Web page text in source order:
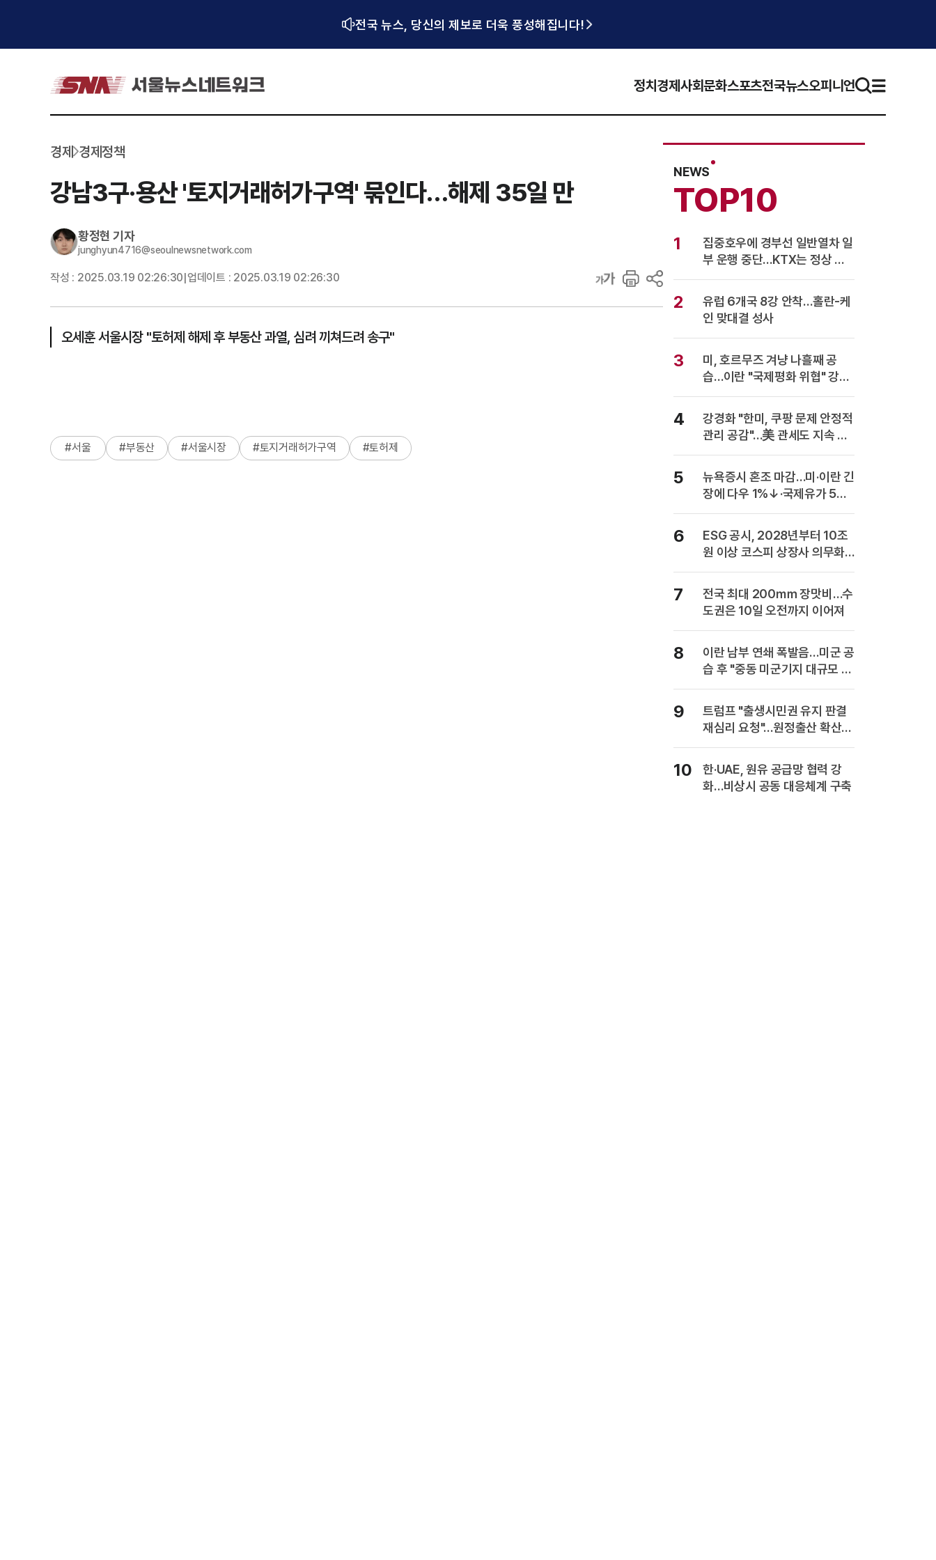
전국 뉴스, 당신의 제보로 더욱 풍성해집니다!
정치 경제사회문화스포츠전국뉴스오피니언
경제 경제정책
강남3구·용산 '토지거래허가구역' 묶인다…해제 35일 만
황정현 기자
junghyun4716@seoulnewsnetwork.com
작성 : 2025.03.19 02:26:30 업데이트 : 2025.03.19 02:26:30
오세훈 서울시장 "토허제 해제 후 부동산 과열, 심려 끼쳐드려 송구"
#서울 #부동산 #서울시장 #토지거래허가구역 #토허제
NEWS
TOP10
1
집중호우에 경부선 일반열차 일
부 운행 중단…KTX는 정상 운
행
2
유럽 6개국 8강 안착…홀란-케
인 맞대결 성사
3
미, 호르무즈 겨냥 나흘째 공
습…이란 "국제평화 위협" 강력
반발
4
강경화 "한미, 쿠팡 문제 안정적
관리 공감"…美 관세도 지속 협
의
5
뉴욕증시 혼조 마감…미·이란 긴
장에 다우 1%↓·국제유가 5%
급등
6
ESG 공시, 2028년부터 10조
원 이상 코스피 상장사 의무화…
사업보고서에 담는다
7
전국 최대 200㎜ 장맛비…수
도권은 10일 오전까지 이어져
8
이란 남부 연쇄 폭발음…미군 공
습 후 "중동 미군기지 대규모 보
복" 경고
9
트럼프 "출생시민권 유지 판결
재심리 요청"…원정출산 확산
주장
10
한·UAE, 원유 공급망 협력 강
화…비상시 공동 대응체계 구축